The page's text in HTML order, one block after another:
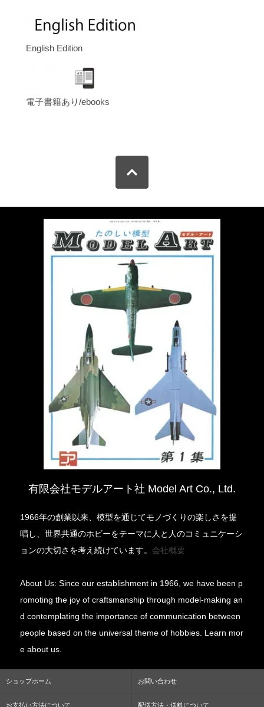
English Edition
電子書籍あり/ebooks
有限会社モデルアート社 Model Art Co., Ltd.
1966年の創業以来、模型を通じてモノづくりの楽しさを提
唱し、世界共通のホビーをテーマに人と人のコミュニケーシ
ョンの大切さを考え続けています。会社概要
About Us: Since our establishment in 1966, we have been p
romoting the joy of craftsmanship through model-making an
d contemplating the importance of communication between
people based on the universal theme of hobbies. Learn mor
e about us.
ショップホーム お問い合わせ
お支払い方法について 配送方法・送料について